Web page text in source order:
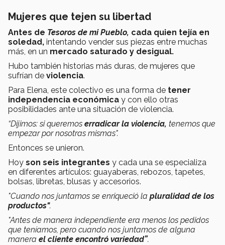
Mujeres que tejen su libertad
Antes de Tesoros de mi Pueblo, cada quien tejía en
soledad, intentando vender sus piezas entre muchas
más, en un mercado saturado y desigual.
Hubo también historias más duras, de mujeres que
sufrían de violencia.
Para Elena, este colectivo es una forma de tener
independencia económica y con ello otras
posibilidades ante una situación de violencia.
“Dijimos: si queremos erradicar la violencia, tenemos que
empezar por nosotras mismas".
Entonces se unieron.
Hoy son seis integrantes y cada una se especializa
en diferentes artículos: guayaberas, rebozos, tapetes,
bolsas, libretas, blusas y accesorios.
"Cuando nos juntamos se enriqueció la pluralidad de los
productos".
"Antes de manera independiente era menos los pedidos
que teníamos, pero cuando nos juntamos de alguna
manera el cliente encontró variedad”.